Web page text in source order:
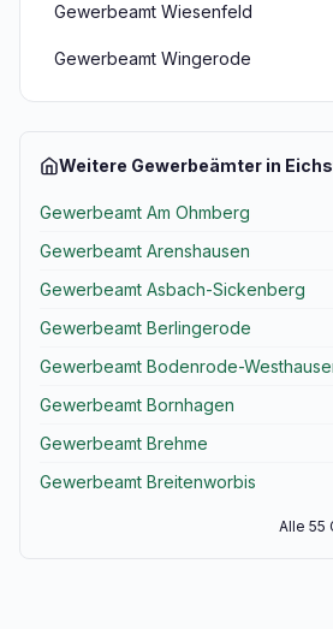
Gewerbeamt Wiesenfeld
Gewerbeamt Wingerode
Weitere Gewerbeämter in
Gewerbeamt Am Ohmberg
Gewerbeamt Arenshausen
Gewerbeamt Asbach-Sickenberg
Gewerbeamt Berlingerode
Gewerbeamt Bodenrode-
Gewerbeamt Bornhagen
Gewerbeamt Brehme
Gewerbeamt Breitenworbis
Alle 55